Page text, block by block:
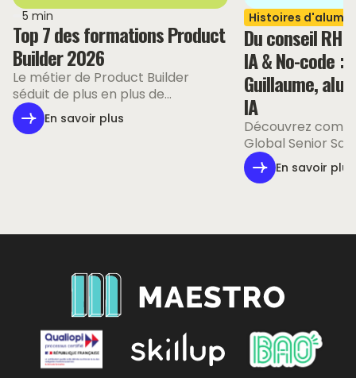
5 min
Top 7 des formations Product
Builder 2026
Le métier de Product Builder
séduit de plus en plus de
professionnels, mais les
formations disponibles sont très
En savoir plus
Histoires d'alumni
Du conseil RH
IA & No-code :
Guillaume,
IA
Découvrez
Global Senior
dompté l'IA et le
Maestro pour
En savoir plus